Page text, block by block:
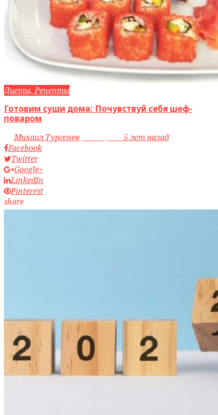
Диеты, Рецепты
Готовим суши дома: Почувствуй себя шеф-
поваром
byМихаил Тургенев
5 лет назад
Facebook
Twitter
Google+
LinkedIn
Pinterest
share